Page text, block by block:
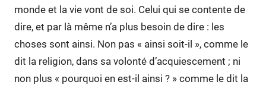
monde et la vie vont de soi. Celui qui se contente de
dire, et par là même n’a plus besoin de dire : les
choses sont ainsi. Non pas « ainsi soit-il », comme le
dit la religion, dans sa volonté d’acquiescement ; ni
non plus « pourquoi en est-il ainsi ? » comme le dit la